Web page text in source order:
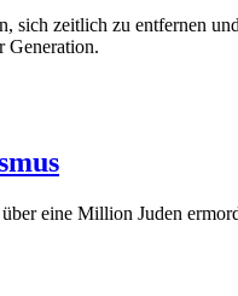
zeitlich zu entfernen
Generation.
eine Million Juden